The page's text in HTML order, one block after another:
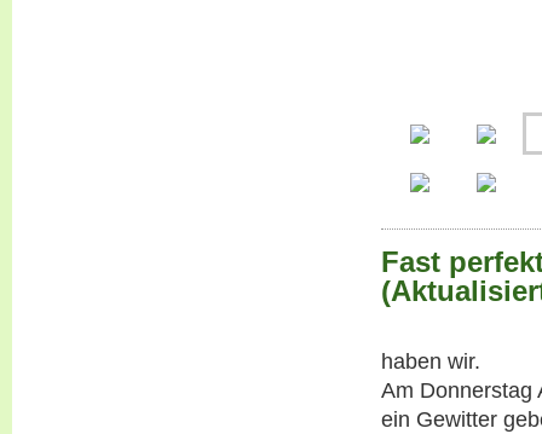
Fast
haben wir.
Am Donnerstag
ein Gewitter